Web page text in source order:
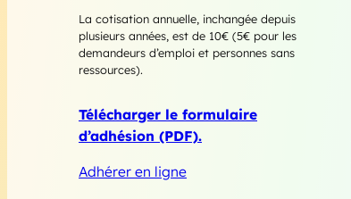
La cotisation annuelle, inchangée depuis
plusieurs années, est de 10€ (5€ pour les
demandeurs d’emploi et personnes sans
ressources).
Télécharger le formulaire
d’adhésion (PDF).
Adhérer en ligne